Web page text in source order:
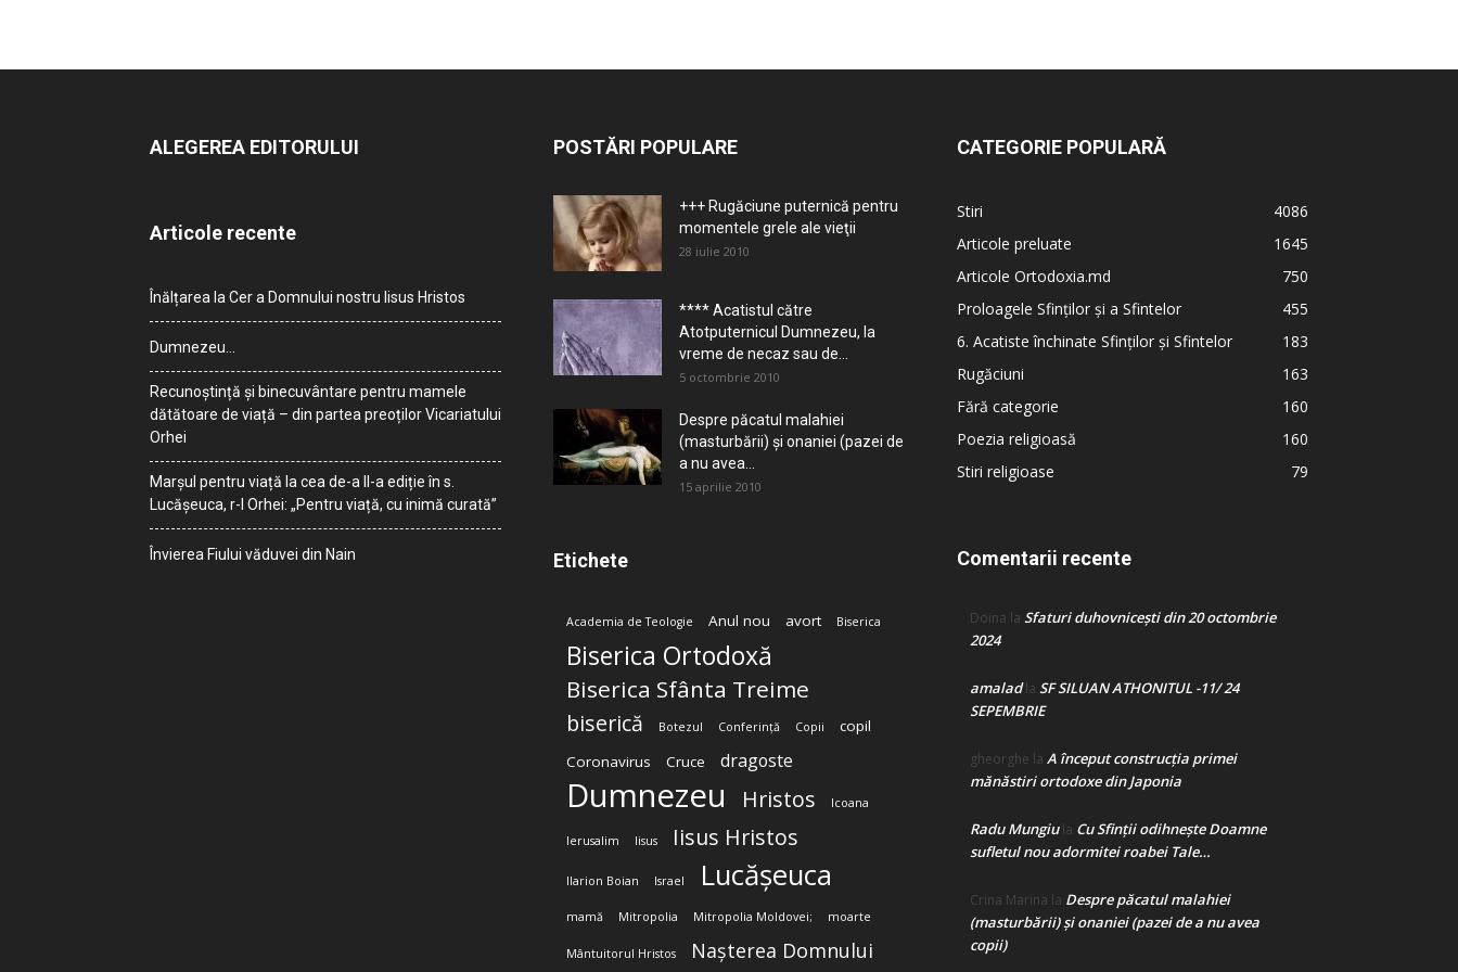
ALEGEREA EDITORULUI
Articole recente
Înălțarea la Cer a Domnului nostru Iisus Hristos
Dumnezeu…
Recunoștință și binecuvântare pentru mamele
dătătoare de viață – din partea preoților Vicariatului
Orhei
Marșul pentru viață la cea de-a II-a ediție în s.
Lucășeuca, r-l Orhei: „Pentru viață, cu inimă curată”
Învierea Fiului văduvei din Nain
POSTĂRI POPULARE
+++ Rugăciune puternică pentru
momentele grele ale vieţii
28 iulie 2010
**** Acatistul către
Atotputernicul Dumnezeu, la
vreme de necaz sau de...
5 octombrie 2010
Despre păcatul malahiei
(masturbării) şi onaniei (pazei de
a nu avea...
15 aprilie 2010
Etichete
Academia de Teologie Anul nou avort Biserica
Biserica Ortodoxă
Biserica Sfânta Treime
biserică Botezul Conferință Copii
copil
Coronavirus
Cruce dragoste
Dumnezeu Hristos Icoana
Ierusalim Iisus Iisus Hristos
Ilarion Boian Israel Lucășeuca
mamă Mitropolia Mitropolia Moldovei; moarte
Mântuitorul Hristos Nașterea Domnului
CATEGORIE POPULARĂ
Stiri
4086
Articole preluate
1645
Articole Ortodoxia.md
750
Proloagele Sfinților și a Sfintelor
455
6. Acatiste închinate Sfinților și Sfintelor
183
Rugăciuni
163
Fără categorie
160
Poezia religioasă
160
Stiri religioase
79
Comentarii recente
Doina la Sfaturi duhovnicești din 20 octombrie
2024
amaladla SF SILUAN ATHONITUL -11/ 24
SEPEMBRIE
gheorghe la A început construcţia primei
mănăstiri ortodoxe din Japonia
Radu Mungiula Cu Sfinții odihnește Doamne
sufletul nou adormitei roabei Tale…
Crina Marina la Despre păcatul malahiei
(masturbării) şi onaniei (pazei de a nu avea
copii)